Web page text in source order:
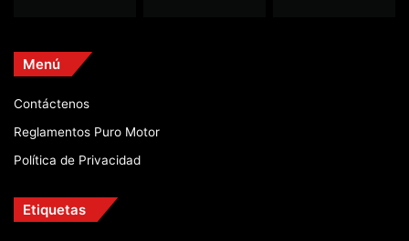
Menú
Contáctenos
Reglamentos Puro Motor
Política de Privacidad
Etiquetas